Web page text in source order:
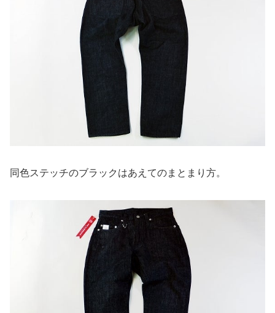
同色ステッチのブラックはあえてのまとまり方。